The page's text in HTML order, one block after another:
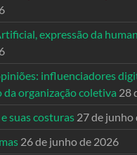
expressão da
influenciadores
da organização coletiva 28
suas costuras 27 de junho
26 de junho de 2026